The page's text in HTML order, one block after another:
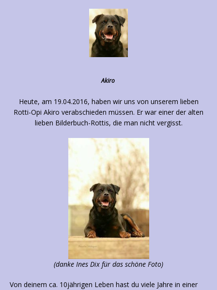
Akiro
Heute, am 19.04.2016, haben wir uns von unserem lieben
Rotti-Opi Akiro verabschieden müssen. Er war einer der alten
lieben Bilderbuch-Rottis, die man nicht vergisst.
(danke Ines Dix für das schöne Foto)
Von deinem ca. 10jährigen Leben hast du viele Jahre in einer